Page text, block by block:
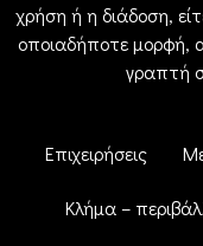
χρήση ή η διάδοση,
οποιαδήποτε μορφή,
γραπτή
Επιχειρήσεις
Κλήμα –